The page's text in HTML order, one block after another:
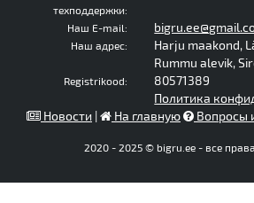
техподдержки:
Наш E-mail:
Наш адрес:
Harju maakond,
Rummu alevik,
Registrikood:
80571389
Политика
Новости | На главную Вопросы
2020 - 2025 © bigru.ee - все